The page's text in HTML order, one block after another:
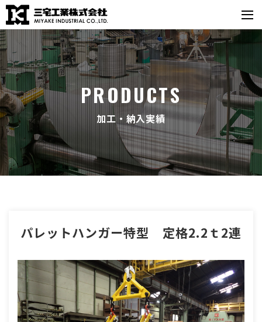
PRODUCTS
加工・納入実績
パレットハンガー特型 定格2.2ｔ2連